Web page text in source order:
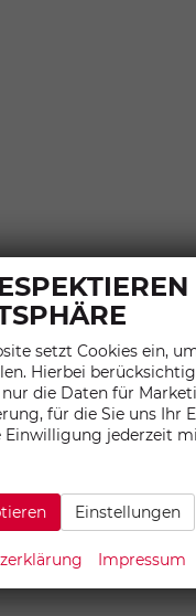
setzt Cookies ein,
Hierbei
die Daten für
für die Sie uns Ihr
Einwilligung jederzeit
Einstellungen
Impressum